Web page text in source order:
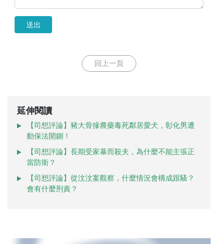
送出
回上一頁
延伸閱讀
【司想評論】豬大骨摻農藥毒死鄰居愛犬，彰化男遭
動保法開鍘！
【司想評論】長期受家暴而殺夫，為什麼不能主張正
當防衛？
【司想評論】從汶汶案觀察，什麼情況會構成跟騷？
會有什麼刑責？